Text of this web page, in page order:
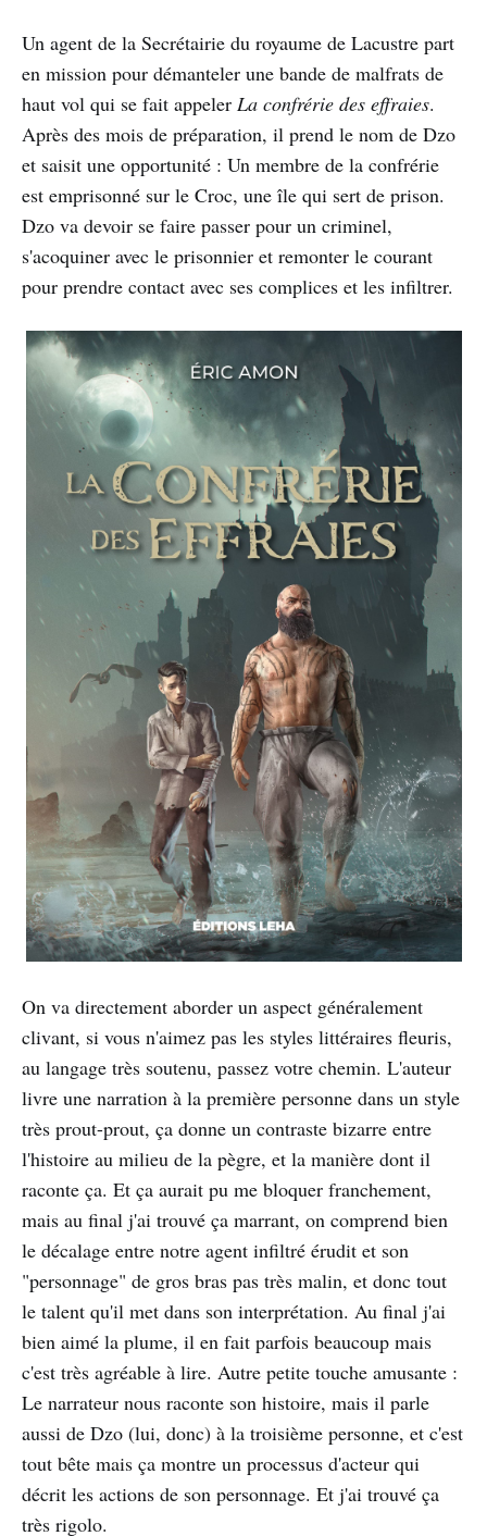
Un agent de la Secrétairie du royaume de Lacustre part
en mission pour démanteler une bande de malfrats de
haut vol qui se fait appeler La confrérie des effraies.
Après des mois de préparation, il prend le nom de Dzo
et saisit une opportunité : Un membre de la confrérie
est emprisonné sur le Croc, une île qui sert de prison.
Dzo va devoir se faire passer pour un criminel,
s'acoquiner avec le prisonnier et remonter le courant
pour prendre contact avec ses complices et les infiltrer.
On va directement aborder un aspect généralement
clivant, si vous n'aimez pas les styles littéraires fleuris,
au langage très soutenu, passez votre chemin. L'auteur
livre une narration à la première personne dans un style
très prout-prout, ça donne un contraste bizarre entre
l'histoire au milieu de la pègre, et la manière dont il
raconte ça. Et ça aurait pu me bloquer franchement,
mais au final j'ai trouvé ça marrant, on comprend bien
le décalage entre notre agent infiltré érudit et son
"personnage" de gros bras pas très malin, et donc tout
le talent qu'il met dans son interprétation. Au final j'ai
bien aimé la plume, il en fait parfois beaucoup mais
c'est très agréable à lire. Autre petite touche amusante :
Le narrateur nous raconte son histoire, mais il parle
aussi de Dzo (lui, donc) à la troisième personne, et c'est
tout bête mais ça montre un processus d'acteur qui
décrit les actions de son personnage. Et j'ai trouvé ça
très rigolo.